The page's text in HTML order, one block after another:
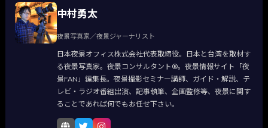
中村勇太
夜景写真家／夜景ジャーナリスト
日本夜景オフィス株式会社代表取締役。日本と台湾を取材す
る夜景写真家。夜景コンサルタント®。夜景情報サイト「夜
景FAN」編集長。夜景撮影セミナー講師、ガイド・解説、テ
レビ・ラジオ番組出演、記事執筆、企画監修等、夜景に関す
ることであれば何でもお任せ下さい。